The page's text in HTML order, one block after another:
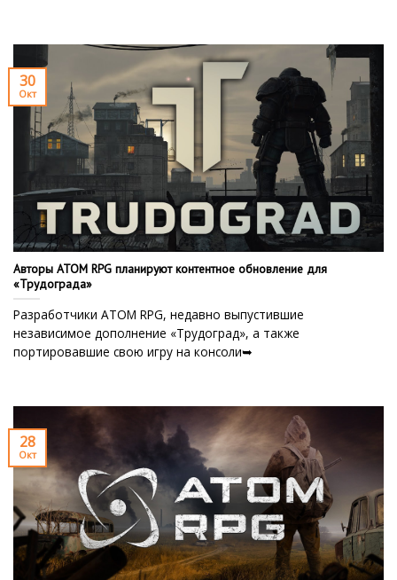
Авторы ATOM RPG планируют контентное обновление для
«Трудограда»
Разработчики ATOM RPG, недавно выпустившие
независимое дополнение «Трудоград», а также
портировавшие свою игру на консоли➥
30
Окт
28
Окт